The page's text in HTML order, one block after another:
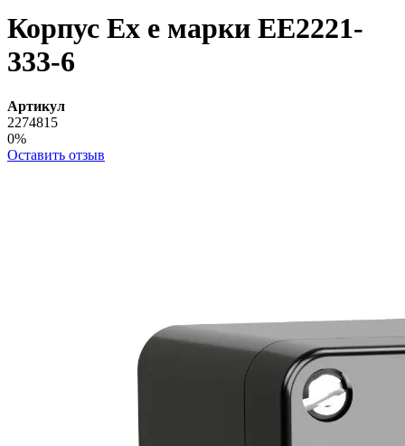
Корпус Ех е марки ЕЕ2221-
333-6
Артикул
2274815
0%
Оставить отзыв